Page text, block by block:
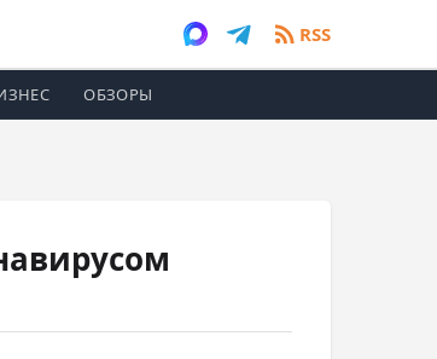
RSS
ОБЗОРЫ